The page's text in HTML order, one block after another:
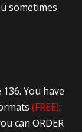
sometimes
You have
(FREE):
can ORDER